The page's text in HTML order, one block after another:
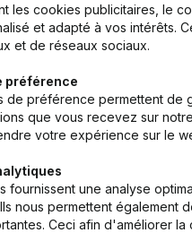
les cookies publicitaires, le
et adapté à vos intérêts.
et de réseaux sociaux.
préférence
de préférence permettent de
que vous recevez sur
votre expérience sur le
fournissent une analyse
nous permettent également
Ceci afin d'améliorer